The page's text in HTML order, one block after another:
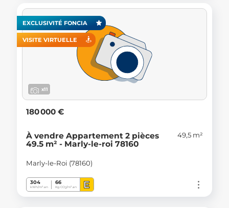
EXCLUSIVITÉ FONCIA
VISITE VIRTUELLE
x11
180 000 €
À vendre Appartement 2 pièces
49.5 m² - Marly-le-roi 78160
49,5 m²
Marly-le-Roi (78160)
304
kWh/m².an
66
Kg CO2/m².an E